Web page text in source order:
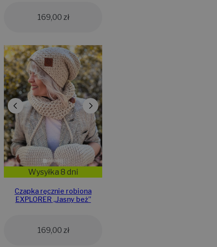
169,00 zł
Wysyłka 8 dni
Czapka ręcznie robiona
EXPLORER „Jasny beż”
169,00 zł